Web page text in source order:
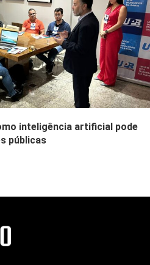
inteligência artificial pode
públicas